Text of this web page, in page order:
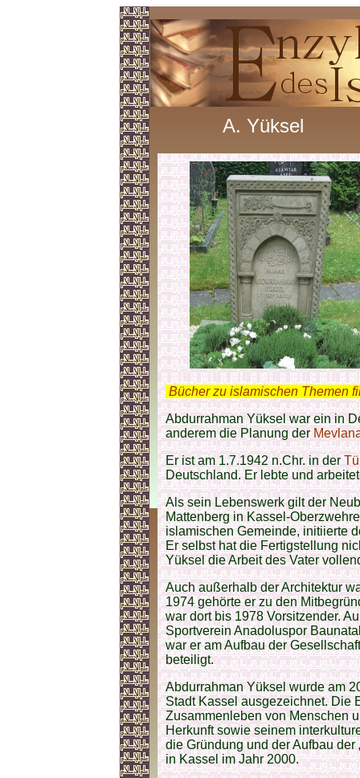
A. Yüksel
Bücher zu islamischen Themen
Abdurrahman Yüksel war ein in
anderem die Planung der
Er ist am 1.7.1942 n.Chr. in der
Deutschland. Er lebte und
Als sein Lebenswerk gilt der
Mattenberg in Kassel-
islamischen Gemeinde, initiierte
Er selbst hat die Fertigstellung
Yüksel die Arbeit des Vater
Auch außerhalb der Architektur
1974 gehörte er zu den
war dort bis 1978 Vorsitzender.
Sportverein Anadoluspor
war er am Aufbau der
beteiligt.
Abdurrahman Yüksel wurde am
Stadt Kassel ausgezeichnet. Die
Zusammenleben von Menschen
Herkunft sowie seinem
die Gründung und der Aufbau der
in Kassel im Jahr 2000.